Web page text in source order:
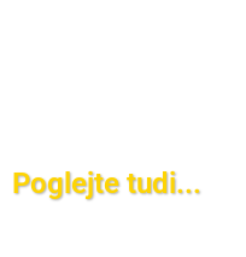
Poglejte tudi...